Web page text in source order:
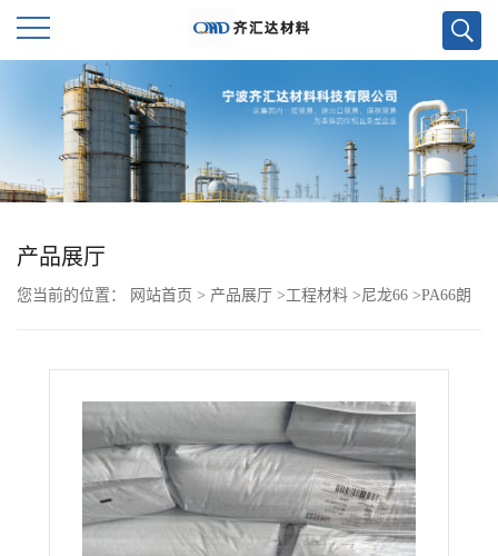
首
页
公
产品展厅
您当前的位置： 网站首页 > 产品展厅 >工程材料 >尼龙66 >PA66朗